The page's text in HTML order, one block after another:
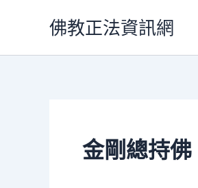
佛教正法資訊網
金剛總持佛